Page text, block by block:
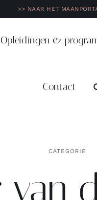
>> NAAR HET
Opleidingen &
Contact
CATEGORIE
van